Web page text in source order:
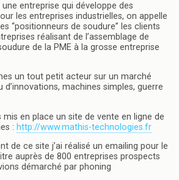
entreprise qui développe des
les entreprises industrielles, on appelle
“positionneurs de soudure” les clients
réalisant de l’assemblage de
de la PME à la grosse entreprise
un tout petit acteur sur un marché
d’innovations, machines simples, guerre
mis en place un site de vente en ligne de
: http://www.mathis-technologies.fr
de ce site j’ai réalisé un emailing pour le
auprès de 800 entreprises prospects
démarché par phoning